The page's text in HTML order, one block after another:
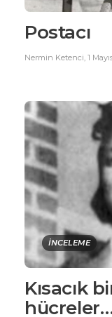
Postacı
Nermin Ketenci, 1
İNCELEME
Kısacık